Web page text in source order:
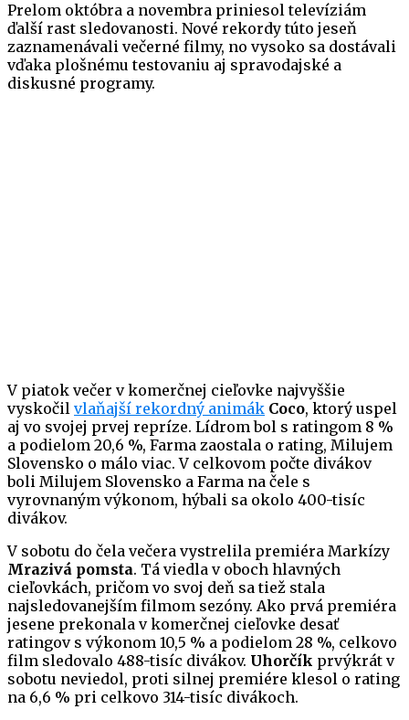
Prelom októbra a novembra priniesol televíziám
ďalší rast sledovanosti. Nové rekordy túto jeseň
zaznamenávali večerné filmy, no vysoko sa dostávali
vďaka plošnému testovaniu aj spravodajské a
diskusné programy.
V piatok večer v komerčnej cieľovke najvyššie
vyskočil vlaňajší rekordný animák Coco, ktorý uspel
aj vo svojej prvej repríze. Lídrom bol s ratingom 8 %
a podielom 20,6 %, Farma zaostala o rating, Milujem
Slovensko o málo viac. V celkovom počte divákov
boli Milujem Slovensko a Farma na čele s
vyrovnaným výkonom, hýbali sa okolo 400-tisíc
divákov.
V sobotu do čela večera vystrelila premiéra Markízy
Mrazivá pomsta. Tá viedla v oboch hlavných
cieľovkách, pričom vo svoj deň sa tiež stala
najsledovanejším filmom sezóny. Ako prvá premiéra
jesene prekonala v komerčnej cieľovke desať
ratingov s výkonom 10,5 % a podielom 28 %, celkovo
film sledovalo 488-tisíc divákov. Uhorčík prvýkrát v
sobotu neviedol, proti silnej premiére klesol o rating
na 6,6 % pri celkovo 314-tisíc divákoch.